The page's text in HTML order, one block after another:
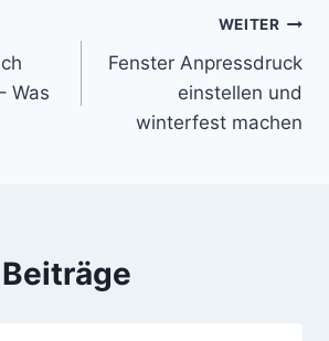
Was
WEITER
Fenster Anpressdruck
einstellen und
winterfest machen